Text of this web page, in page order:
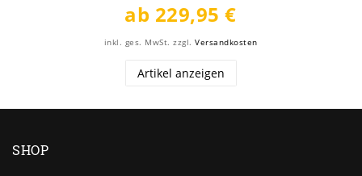
ab 229,95 €
inkl. ges. MwSt. zzgl.Versandkosten
Artikel anzeigen
SHOP